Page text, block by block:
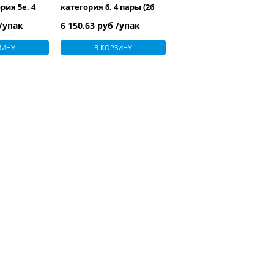
5e, 4
(patch),
20°C –
упак
категория 6, 4 пары (26
(patch), каждая пара в
фольге, LSZH, серый
6 150.63 руб /упак
В КОРЗИНУ